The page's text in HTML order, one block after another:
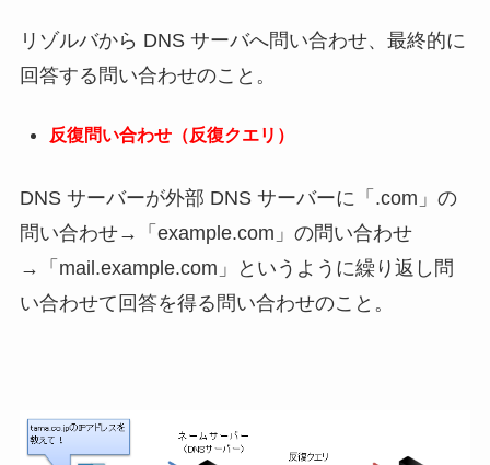
リゾルバから DNS サーバへ問い合わせ、最終的に
回答する問い合わせのこと。
反復問い合わせ（反復クエリ）
DNS サーバーが外部 DNS サーバーに「.com」の
問い合わせ→「example.com」の問い合わせ
→「mail.example.com」というように繰り返し問
い合わせて回答を得る問い合わせのこと。